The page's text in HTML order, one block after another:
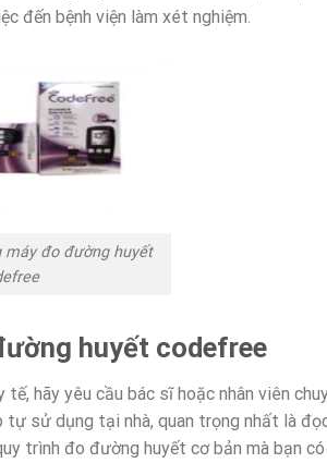
đến bệnh viện làm xét nghiệm.
máy đo đường huyết
huyết codefree
hãy yêu cầu bác sĩ hoặc nhân viên
sử dụng tại nhà, quan trọng nhất là
trình đo đường huyết cơ bản mà bạn